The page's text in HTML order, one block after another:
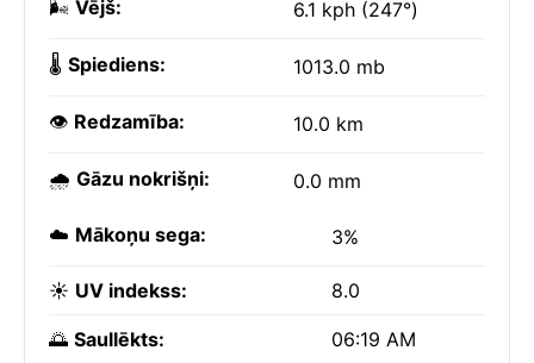
🌬️ Vējš: 6.1 kph (247°)
🌡️ Spiediens: 1013.0 mb
👁️ Redzamība: 10.0 km
🌧️ Gāzu nokrišņi: 0.0 mm
☁️ Mākoņu sega: 3%
☀️ UV indekss: 8.0
🌅 Saullēkts: 06:19 AM